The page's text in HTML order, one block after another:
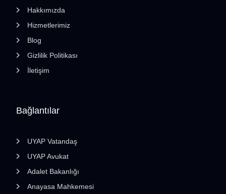
Bağlantılar
UYAP Vatandaş
UYAP Avukat
Adalet Bakanlığı
Anayasa Mahkemesi
Hakkımızda
Hizmetlerimiz
Blog
Gizlilik Politikası
İletişim